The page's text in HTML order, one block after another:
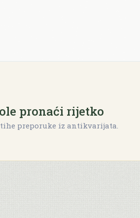
pronaći rijetko
preporuke iz antikvarijata.